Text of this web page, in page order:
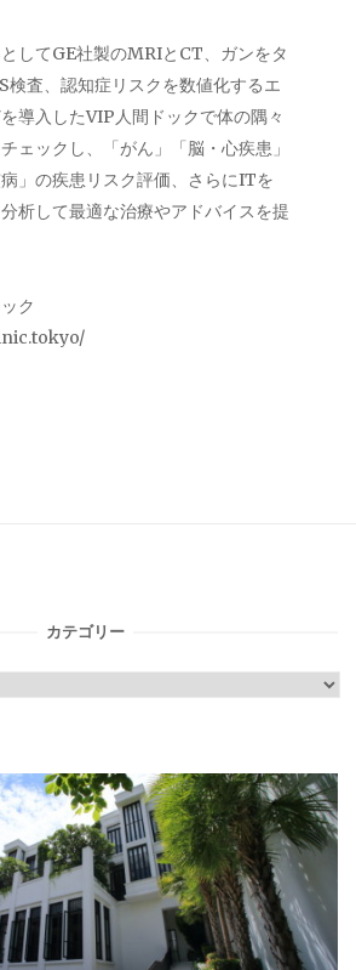
してGE社製のMRIとCT、ガンをタ
検査、認知症リスクを数値化するエ
導入したVIP人間ドックで体の隅々
ェックし、「がん」「脳・心疾患」
病」の疾患リスク評価、さらにITを
析して最適な治療やアドバイスを提
ク
カテゴリー